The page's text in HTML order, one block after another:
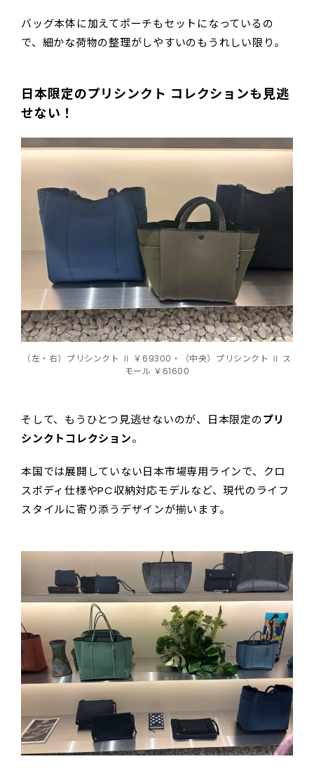
バッグ本体に加えてポーチもセットになっているの
で、細かな荷物の整理がしやすいのもうれしい限り。
日本限定のプリシンクト コレクションも見逃
せない！
（左・右）プリシンクト Ⅱ ￥69300・（中央）プリシンクト Ⅱ ス
モール ￥61600
そして、もうひとつ見逃せないのが、日本限定のプリ
シンクトコレクション。
本国では展開していない日本市場専用ラインで、クロ
スボディ仕様やPC収納対応モデルなど、現代のライフ
スタイルに寄り添うデザインが揃います。